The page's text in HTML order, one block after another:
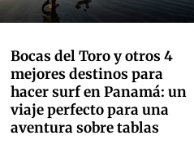
Bocas del Toro y otros 4
mejores destinos para
hacer surf en Panamá: un
viaje perfecto para una
aventura sobre tablas